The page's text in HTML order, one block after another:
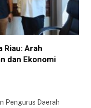
Riau: Arah
dan Ekonomi
Pengurus Daerah